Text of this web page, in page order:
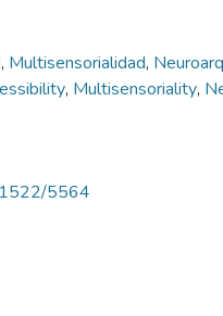
, Multisensorialidad,
, Multisensoriality,
5564